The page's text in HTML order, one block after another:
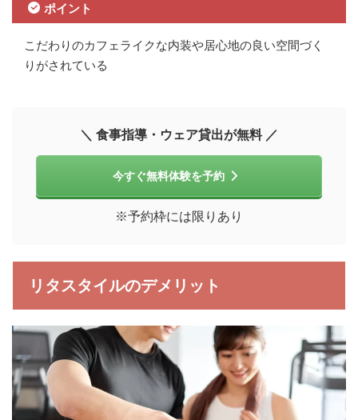
ポイント
こだわりのカフェライクな内装や居心地の良い空間づく
りがされている
＼ 食事指導・ウェア貸出が無料 ／
今すぐ無料体験を予約
※予約枠には限りあり
リタスタイルのデメリット